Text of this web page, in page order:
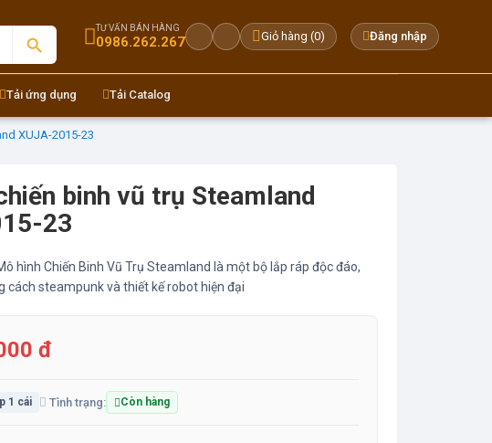
TƯ VẤN BÁN HÀNG
0986.262.267 Giỏ hàng (0) Đăng nhập
Tải ứng dụng Tải Catalog
XUJA-2015-23
binh vũ trụ Steamland
23
hình Chiến Binh Vũ Trụ Steamland là một bộ lắp ráp độc đáo,
cách steampunk và thiết kế robot hiện đại
đ
1 cái Tình trạng: Còn hàng